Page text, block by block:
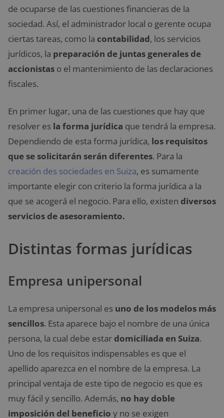
de ocuparse de las cuestiones financieras de la
sociedad. Así, el administrador local o gerente ocupa
ciertas tareas, como la contabilidad, los servicios
jurídicos, la preparación de juntas generales de
accionistas o el mantenimiento de las declaraciones
fiscales.
En primer lugar, una de las cuestiones que hay que
resolver es la forma jurídica que tendrá la empresa.
Dependiendo de esta forma jurídica, los requisitos
que se solicitarán serán diferentes. Para la
creación des sociedades en Suiza, es sumamente
importante elegir con criterio la forma jurídica a la
que se acogerá el negocio. Para ello, existen diversos
servicios de asesoramiento.
Distintas formas jurídicas
Empresa unipersonal
La empresa unipersonal es uno de los modelos más
sencillos. Esta aparece bajo el nombre de una única
persona, la cual debe estar domiciliada en Suiza.
Uno de los requisitos indispensables es que el
apellido aparezca en el nombre de la empresa. La
principal ventaja de este tipo de negocio es que es
muy fácil y sencillo. Además, no hay doble
imposición del beneficio y no se exigen